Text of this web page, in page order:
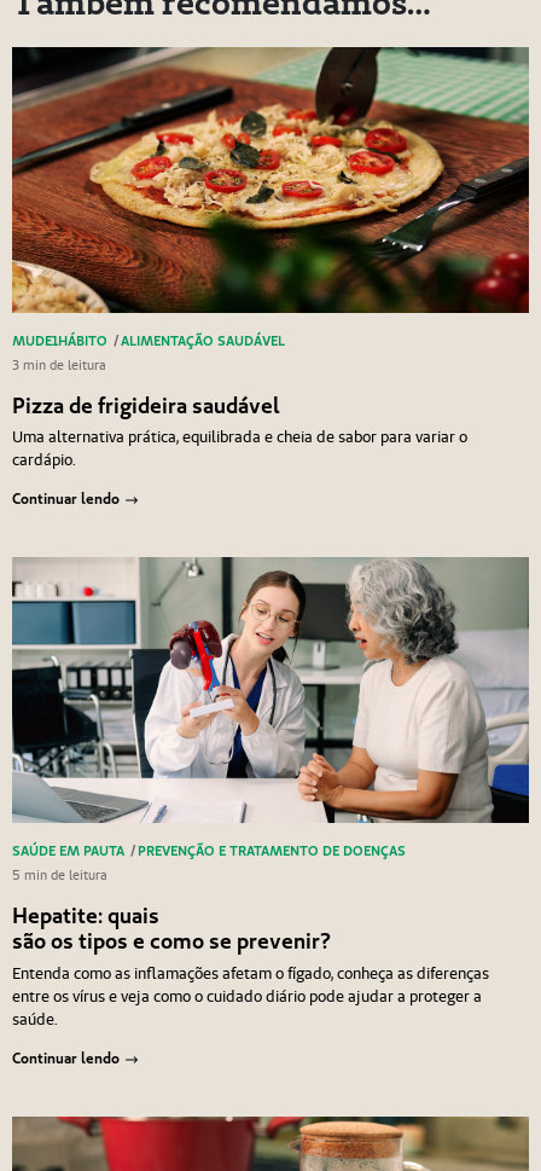
MUDE1HÁBITO /ALIMENTAÇÃO SAUDÁVEL
3 min de leitura
Pizza de frigideira saudável
Uma alternativa prática, equilibrada e cheia de sabor para variar o
cardápio.
Continuar lendo
SAÚDE EM PAUTA / PREVENÇÃO E TRATAMENTO DE DOENÇAS
5 min de leitura
Hepatite: quais
são os tipos e como se prevenir?
Entenda como as inflamações afetam o fígado, conheça as diferenças
entre os vírus e veja como o cuidado diário pode ajudar a proteger a
saúde.
Continuar lendo